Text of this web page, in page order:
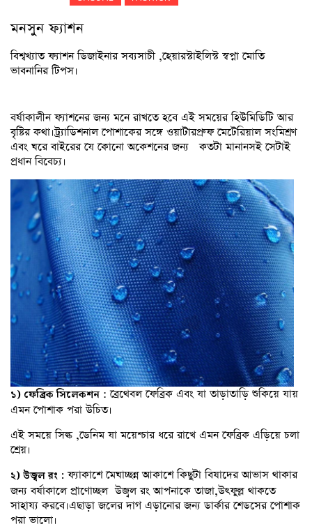
মনসুন ফ্যাশন
বিশ্বখ্যাত ফ্যাশন ডিজাইনার সব্যসাচী ,হেয়ারস্টাইলিস্ট স্বপ্না মোতি
ভাবনানির টিপস।
বর্ষাকালীন ফ্যাশনের জন্য মনে রাখতে হবে এই সময়ের হিউমিডিটি আর
বৃষ্টির কথা।ট্র্যাডিশনাল পোশাকের সঙ্গে ওয়াটারপ্রুফ মেটেরিয়াল সংমিশ্রণ
এবং ঘরে বাইরের যে কোনো অকেশনের জন্য কতটা মানানসই সেটাই
প্রধান বিবেচ্য।
১) ফেব্রিকসিলেকশন : ব্রেথেবল ফেব্রিক এবং যা তাড়াতাড়ি শুকিয়ে যায়
এমন পোশাক পরা উচিত।
এই সময়ে সিল্ক ,ডেনিম যা ময়েশ্চার ধরে রাখে এমন ফেব্রিক এড়িয়ে চলা
শ্রেয়।
২)উজ্বলরং : ফ্যাকাশে মেঘাচ্ছন্ন আকাশে কিছুটা বিষাদের আভাস থাকার
জন্য বর্ষাকালে প্রাণোচ্ছল উজ্বল রং আপনাকে তাজা,উৎফুল্ল থাকতে
সাহায্য করবে।এছাড়া জলের দাগ এড়ানোর জন্য ডার্কার শেডসের পোশাক
পরা ভালো।